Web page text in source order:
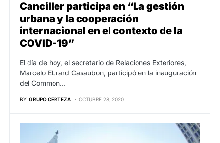
Canciller participa en “La gestión
urbana y la cooperación
internacional en el contexto de la
COVID-19”
El día de hoy, el secretario de Relaciones Exteriores,
Marcelo Ebrard Casaubon, participó en la inauguración
del Common…
BY GRUPO CERTEZA OCTUBRE 28, 2020